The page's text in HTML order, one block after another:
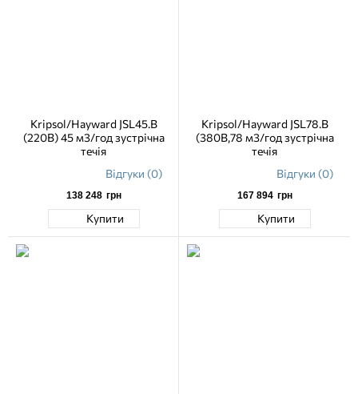
Kripsol/Hayward JSL45.B
(220В) 45 м3/год зустрічна
течія
Відгуки (0)
138 248 грн
Купити
Kripsol/Hayward JSL78.B
(380В,78 м3/год зустрічна
течія
Відгуки (0)
167 894 грн
Купити